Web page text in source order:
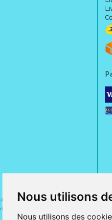
Nous utilisons
Nous utilisons des
le site internet de la pharmacie du centre
, 32
matériel médical. 1700 en médicaments